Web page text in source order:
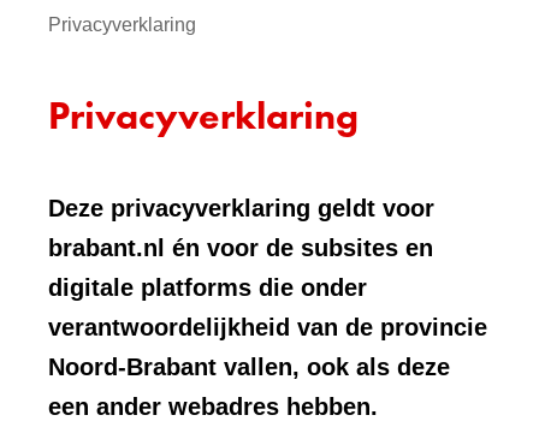
Privacyverklaring
Privacyverklaring
Deze privacyverklaring geldt voor
brabant.nl én voor de subsites en
digitale platforms die onder
verantwoordelijkheid van de provincie
Noord-Brabant vallen, ook als deze
een ander webadres hebben.